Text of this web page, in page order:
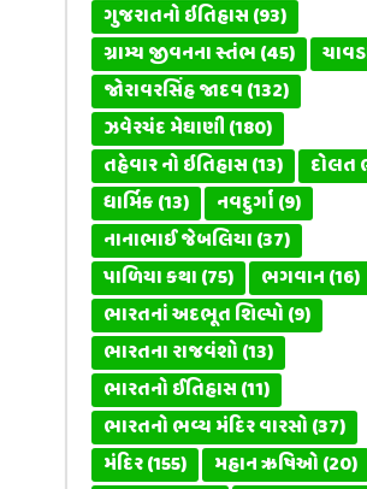
ગુજરાતનો ઇતિહાસ(93)
ગ્રામ્ય જીવનના સ્તંભ(45)
જોરાવરસિંહ જાદવ(132)
ઝવેરચંદ મેઘાણી(180)
તહેવાર નો ઇતિહાસ(13) દોલત
ધાર્મિક(13) નવદુર્ગા(9)
નાનાભાઈ જેબલિયા(37)
પાળિયા કથા(75) ભગવાન(16)
ભારતનાં અદભૂત શિલ્પો(9)
ભારતના રાજવંશો(13)
ભારતનો ઈતિહાસ(11)
ભારતનો ભવ્ય મંદિર વારસો(37)
મંદિર(155) મહાન ઋષિઓ(20)